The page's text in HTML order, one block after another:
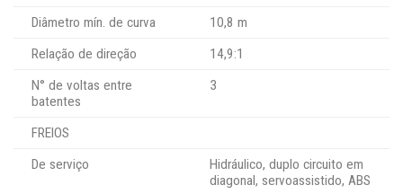
Diâmetro mín. de curva
10,8 m
Relação de direção
14,9:1
N° de voltas entre
batentes
3
FREIOS
De serviço
Hidráulico, duplo circuito em
diagonal, servoassistido, ABS